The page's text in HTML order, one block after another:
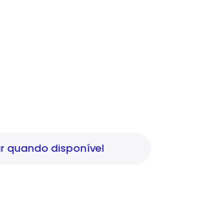
quando disponível